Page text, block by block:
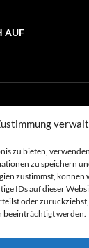
zu bieten,
zu speichern
zustimmst, können
IDs auf dieser
oder
beeinträchtigt werden.
AUF